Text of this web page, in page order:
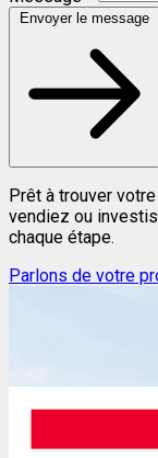
Envoyer le message
Prêt à trouver
vendiez ou
chaque étape.
Parlons de votre